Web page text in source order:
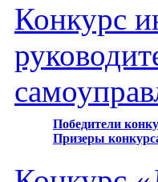
Конкурс
Победители
Призеры